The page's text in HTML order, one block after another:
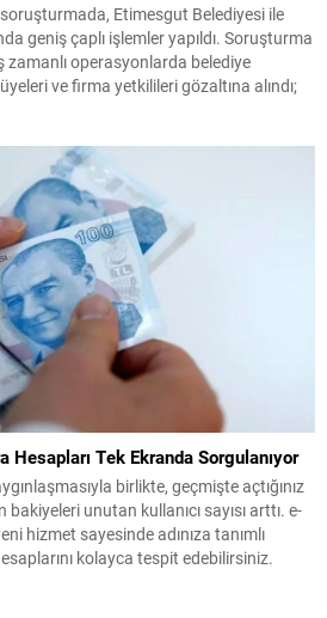
Etimesgut Belediyesi ile
geniş çaplı işlemler yapıldı. Soruşturma
zamanlı operasyonlarda belediye
ve firma yetkilileri gözaltına alındı;
belediye başkanı hakkında geçici
Hesapları Tek Ekranda Sorgulanıyor
birlikte, geçmişte açtığınız
unutan kullanıcı sayısı arttı. e-
hizmet sayesinde adınıza tanımlı
kolayca tespit edebilirsiniz.
yer alan bakiye ve hesap durumlarını tek
tek uygulamalara giriş...